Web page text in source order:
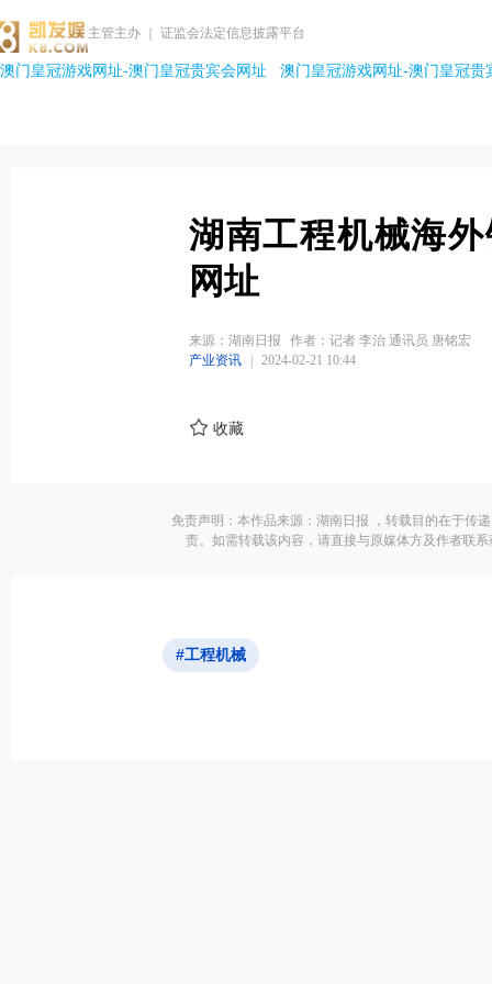
主管主办 ｜ 证监会法定信息披露平台
澳门皇冠游戏网址-澳门皇冠贵宾会网址 澳门皇冠游戏网址-澳门皇冠贵
湖南工程机械海
网址
来源：湖南日报
作者：记者 李治 通讯员 唐铭宏
产业资讯
2024-02-21 10:44
收藏
免责声明：本作品来源：湖南日报 ，转载目的在于传
责。如需转载该内容，请直接与原媒体方及作者联
#工程机械